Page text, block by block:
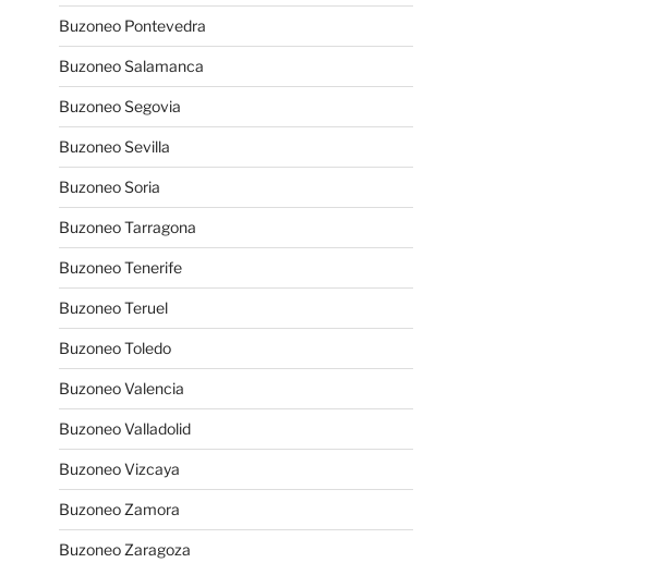
Buzoneo Pontevedra
Buzoneo Salamanca
Buzoneo Segovia
Buzoneo Sevilla
Buzoneo Soria
Buzoneo Tarragona
Buzoneo Tenerife
Buzoneo Teruel
Buzoneo Toledo
Buzoneo Valencia
Buzoneo Valladolid
Buzoneo Vizcaya
Buzoneo Zamora
Buzoneo Zaragoza